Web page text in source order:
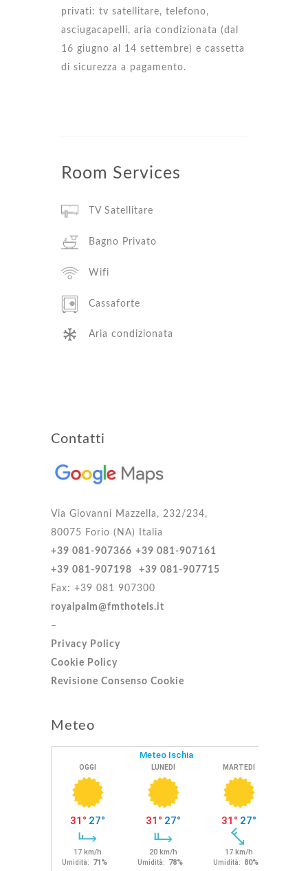
privati: tv satellitare, telefono,
asciugacapelli, aria condizionata (dal
16 giugno al 14 settembre) e cassetta
di sicurezza a pagamento.
Room Services
TV Satellitare
Bagno Privato
Wifi
Cassaforte
Aria condizionata
Contatti
Via Giovanni Mazzella, 232/234,
80075 Forio (NA) Italia
+39 081-907366 +39 081-907161
+39 081-907198
+39 081-907715
Fax: +39 081 907300
royalpalm@fmthotels.it
–
Privacy Policy
Cookie Policy
Revisione Consenso Cookie
Meteo